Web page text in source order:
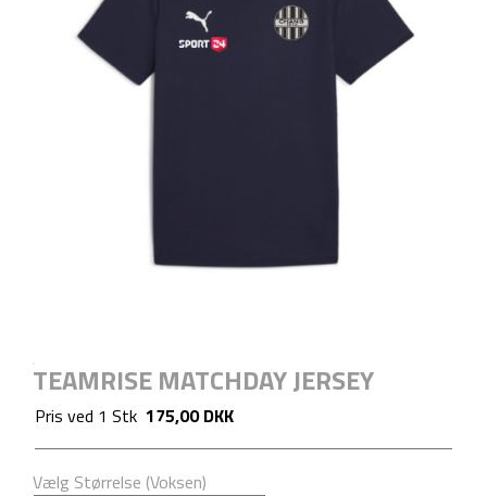
TEAMRISE MATCHDAY JERSEY
Pris ved 1 Stk 175,00 DKK
Vælg Størrelse (Voksen)